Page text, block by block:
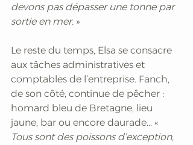
devons pas dépasser une tonne par
sortie en mer. »
Le reste du temps, Elsa se consacre
aux tâches administratives et
comptables de l’entreprise. Fanch,
de son côté, continue de pêcher :
homard bleu de Bretagne, lieu
jaune, bar ou encore daurade... «
Tous sont des poissons d’exception,